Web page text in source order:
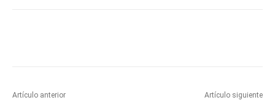
Artículo anterior Artículo siguiente